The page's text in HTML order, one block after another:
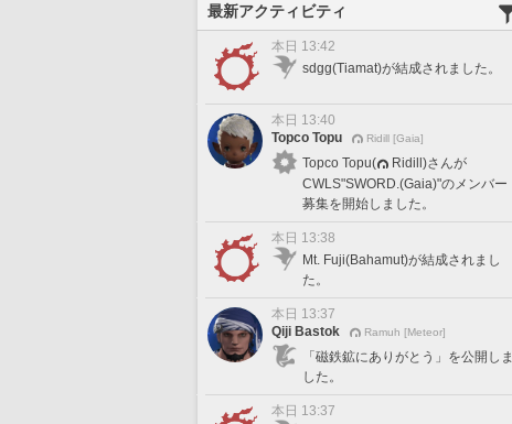
最新アクティビティ
本日 13:42
sdgg(Tiamat)が結成されました。
本日 13:40
Topco Topu
Ridill [Gaia]
Topco Topu(
Ridill)さんが
CWLS"SWORD.(Gaia)"のメンバー
募集を開始しました。
本日 13:38
Mt. Fuji(Bahamut)が結成されまし
た。
本日 13:37
Qiji Bastok
Ramuh [Meteor]
「磁鉄鉱にありがとう」を公開しま
した。
本日 13:37